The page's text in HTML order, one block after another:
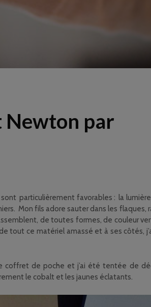
Newton par
particulièrement favorables : la
Mon fils adore sauter dans les flaques,
de toutes formes, de couleur
tout ce matériel amassé et à ses côtés,
coffret de poche et j’ai été tentée de
le cobalt et les jaunes éclatants.